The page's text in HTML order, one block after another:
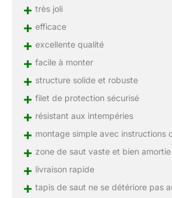
+ très joli
+ efficace
+ excellente qualité
+ facile à monter
+ structure solide et robuste
+ filet de protection sécurisé
+ résistant aux intempéries
+ montage simple avec instructions
+ zone de saut vaste et bien amortie
+ livraison rapide
+ tapis de saut ne se détériore pas